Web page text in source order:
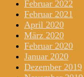
Februar 2022
Februar 2021
April 2020
März 2020
Februar 2020
Januar 2020
Dezember 2019